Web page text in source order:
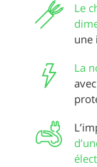
Le
une
La